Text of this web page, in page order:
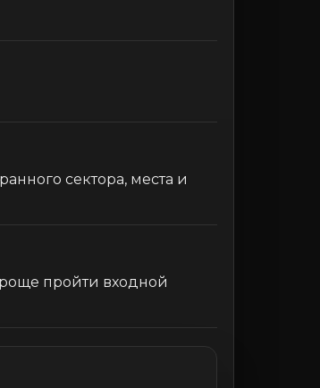
сектора, места и
пройти входной